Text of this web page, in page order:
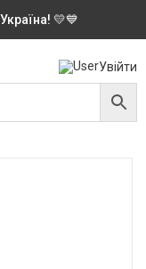
💛💙
Увійти